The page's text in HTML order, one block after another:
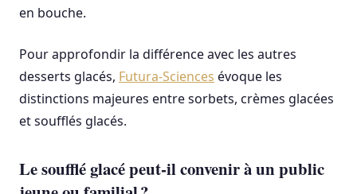
en bouche.
Pour approfondir la différence avec les autres
desserts glacés, Futura-Sciences évoque les
distinctions majeures entre sorbets, crèmes glacées
et soufflés glacés.
Le soufflé glacé peut-il convenir à un public